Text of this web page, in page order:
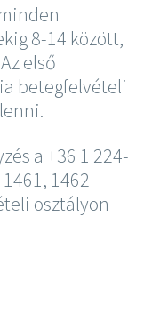
8-14 között,
első
betegfelvételi
a +36 1 224-
1462
osztályon